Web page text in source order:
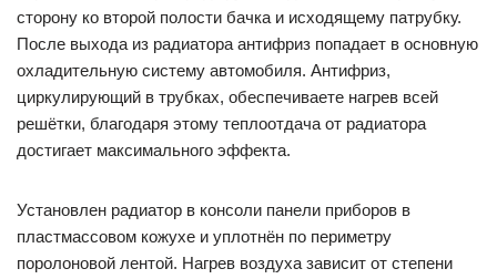
сторону ко второй полости бачка и исходящему патрубку.
После выхода из радиатора антифриз попадает в основную
охладительную систему автомобиля. Антифриз,
циркулирующий в трубках, обеспечиваете нагрев всей
решётки, благодаря этому теплоотдача от радиатора
достигает максимального эффекта.
Установлен радиатор в консоли панели приборов в
пластмассовом кожухе и уплотнён по периметру
поролоновой лентой. Нагрев воздуха зависит от степени